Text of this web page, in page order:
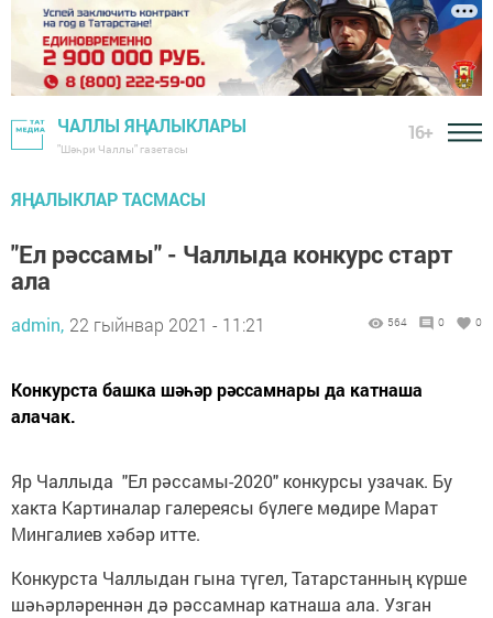
ЧАЛЛЫ ЯҢАЛЫКЛАРЫ
"Шәһри Чаллы" газетасы
16+
ЯҢАЛЫКЛАР ТАСМАСЫ
"Ел рәссамы" - Чаллыда конкурс старт
ала
admin, 22 гыйнвар 2021 - 11:21 564 0 0
Конкурста башка шәһәр рәссамнары да катнаша
алачак.
Яр Чаллыда "Ел рәссамы-2020" конкурсы узачак. Бу
хакта Картиналар галереясы бүлеге мөдире Марат
Мингалиев хәбәр итте.
Конкурста Чаллыдан гына түгел, Татарстанның күрше
шәһәрләреннән дә рәссамнар катнаша ала. Узган